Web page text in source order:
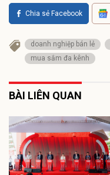
Chia sẻ Facebook
doanh nghiệp bán lẻ
mua sắm đa kênh
BÀI LIÊN QUAN